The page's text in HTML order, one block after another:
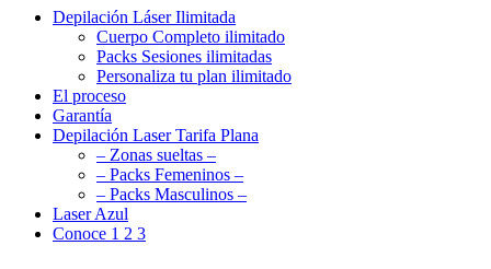
Depilación Láser Ilimitada
Cuerpo Completo ilimitado
Packs Sesiones ilimitadas
Personaliza tu plan ilimitado
El proceso
Garantía
Depilación Laser Tarifa Plana
– Zonas sueltas –
– Packs Femeninos –
– Packs Masculinos –
Laser Azul
Conoce 1 2 3